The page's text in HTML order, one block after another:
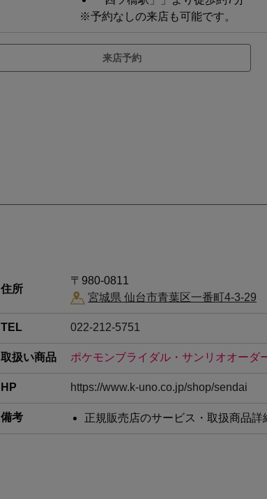
※予約なしの来店も可能です。
来店予約
住所
〒980-0811
宮城県 仙台市青葉区一番町4-3-29
TEL 022-212-5751
取扱い商品 ポケモンブライダル・サンリオオーダ
HP https://www.k-uno.co.jp/shop/sendai
備考 正規販売店のサービス・取扱商品